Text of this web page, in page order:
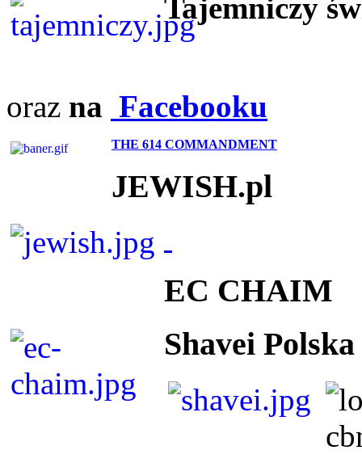
Tajemniczy
oraz na Facebooku
THE 614 COMMANDMENT
JEWISH.pl
EC CHAIM
Shavei Polska